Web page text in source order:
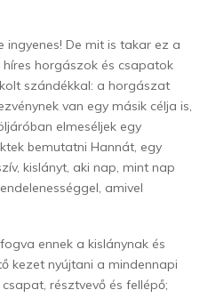
ingyenes! De mit is takar ez a
híres horgászok és csapatok
szándékkal: a horgászat
van egy másik célja is,
elmeséljek egy
bemutatni Hannát, egy
kislányt, aki nap, mint nap
amivel
ennek a kislánynak és
kezet nyújtani a mindennapi
résztvevő és fellépő;